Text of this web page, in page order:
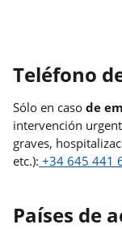
Teléfono
Sólo en caso de
intervención
graves,
etc.): +34 645 441
Países de